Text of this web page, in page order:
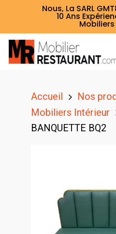
Nous, La SARL
10 Ans
Mobiliers
Hit enter to search
Accueil
Nos
Mobiliers Intérieur
BANQUETTE BQ2